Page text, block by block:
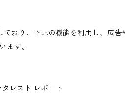
おり、下記の機能を利用し、広告
ます。
レスト レポート